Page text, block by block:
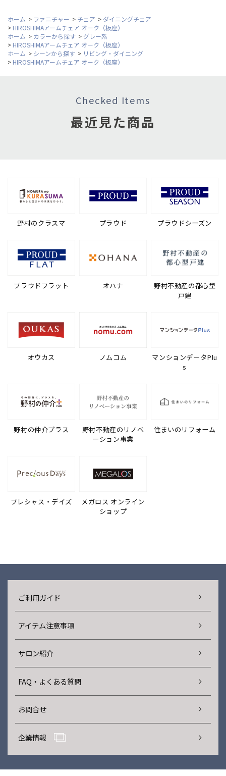
ホーム > ファニチャー > チェア > ダイニングチェア
> HIROSHIMAアームチェア オーク（板座）
ホーム > カラーから探す > グレー系
> HIROSHIMAアームチェア オーク（板座）
ホーム > シーンから探す > リビング・ダイニング
> HIROSHIMAアームチェア オーク（板座）
Checked Items
最近見た商品
野村のクラスマ プラウド プラウドシーズン
プラウドフラット オハナ
野村不動産の都心型
戸建
オウカス ノムコム
マンションデータPlu
s
野村の仲介プラス
野村不動産のリノベ
ーション事業
住まいのリフォーム
プレシャス・デイズ
メガロス オンライン
ショップ
ご利用ガイド
アイテム注意事項
サロン紹介
FAQ・よくある質問
お問合せ
企業情報